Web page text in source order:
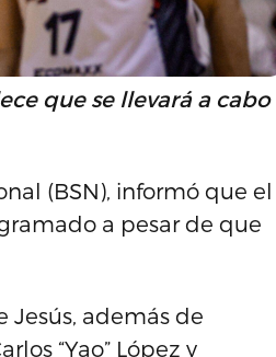
que se llevará a cabo
(BSN), informó que el
a pesar de que
Jesús, además de
“Yao” López y